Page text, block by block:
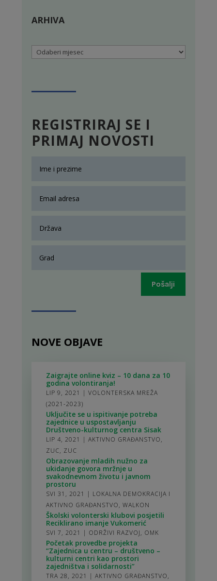
ARHIVA
Arhiva
REGISTRIRAJ SE I
PRIMAJ NOVOSTI
Pošalji
NOVE OBJAVE
Zaigrajte online kviz – 10 dana za 10
godina volontiranja!
LIP 9, 2021 | VOLONTERSKA MREŽA
(2021-2023)
Uključite se u ispitivanje potreba
zajednice u uspostavljanju
Društveno-kulturnog centra Sisak
LIP 4, 2021 | AKTIVNO GRAĐANSTVO,
ZUC, ZUC
Obrazovanje mladih nužno za
ukidanje govora mržnje u
svakodnevnom životu i javnom
prostoru
SVI 31, 2021 | LOKALNA DEMOKRACIJA I
AKTIVNO GRAĐANSTVO, WALKON
Školski volonterski klubovi posjetili
Reciklirano imanje Vukomerić
SVI 7, 2021 | ODRŽIVI RAZVOJ, OMK
Početak provedbe projekta
“Zajednica u centru – društveno –
kulturni centri kao prostori
zajedništva i solidarnosti”
TRA 28, 2021 | AKTIVNO GRAĐANSTVO,